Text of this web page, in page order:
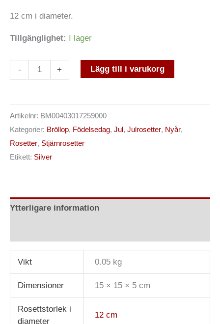
12 cm i diameter.
Tillgänglighet: I lager
- + Lägg till i varukorg
Artikelnr: BM00403017259000
Kategorier: Bröllop, Födelsedag, Jul, Julrosetter, Nyår,
Rosetter, Stjärnrosetter
Etikett: Silver
Ytterligare information
Vikt 0.05 kg
Dimensioner 15 × 15 × 5 cm
Rosettstorlek i
diameter
12 cm